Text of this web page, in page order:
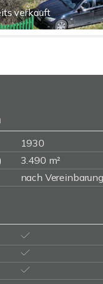
verkauft
1930
3.490 m²
nach Vereinbarung